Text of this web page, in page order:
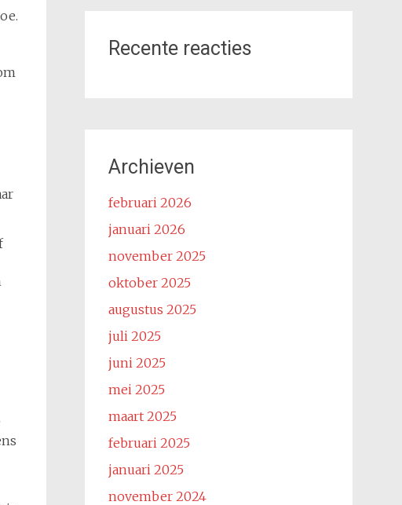
Recente reacties
Archieven
februari 2026
januari 2026
november 2025
oktober 2025
augustus 2025
juli 2025
juni 2025
mei 2025
maart 2025
februari 2025
januari 2025
november 2024